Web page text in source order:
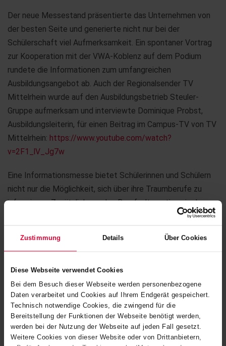
Zustimmung Details Über Cookies
Diese Webseite verwendet Cookies
Bei dem Besuch dieser Webseite werden personenbezogene
Daten verarbeitet und Cookies auf Ihrem Endgerät gespeichert.
Technisch notwendige Cookies, die zwingend für die
Bereitstellung der Funktionen der Webseite benötigt werden,
werden bei der Nutzung der Webseite auf jeden Fall gesetzt.
Weitere Cookies von dieser Website oder von Drittanbietern,
Der neue Messestand präsentierte das Unternehmen von
der besten Seite und generierte nicht nur bei der
Schülerschaft viel Aufmerksamkeit. Ein spontaner Vortrag
zur Kooperation mit der VWA-Koblenz auf dem Podium
rundete die Informationen zum umfangreichen
Ausbildungsangebot ab. Auch der Regionalsender TV
Mittelrhein wurde auf den Ausbildungsbetrieb Steuler-
Gruppe aufmerksam und interviewte Dominique Probst,
Ausbildungsleiterin, für einen Beitrag im Campus-TV von TV
Mittelrhein: https://www.youtube.com/watch?
v=2F1_lV_Jg7w
Eine Informationsmesse bietet Schülerinnen und Schülern
nicht nur die Möglichkeit, sich über ihre Traumberufe zu
informieren. Zusätzlich werden Berufsalternativen in der
Region bekannt gemacht sowie das Entdecken und
erleichtert. Ein reger Austausch auf offene Fragen zu
Alternativen bietet sich zum gegenseitigen Kennenlernen
an.
Ob eine Messeteilnahme erfolgreich war, kann in der Regel
erst deutlich später festgestellt werden. Doch bereits
wenige Tage nach der Messe zeigte die Steuler-